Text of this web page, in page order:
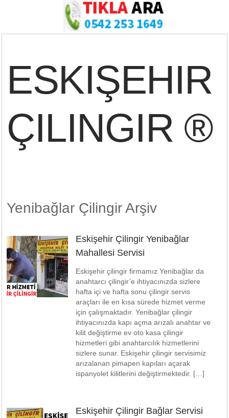
ESKIŞEHIR
ÇILINGIR ®
Yenibağlar Çilingir Arşiv
Eskişehir Çilingir Yenibağlar
Mahallesi Servisi
Eskişehir çilingir firmamız Yenibağlar da
anahtarcı çilingir’e ihtiyacınızda sizlere
hafta içi ve hafta sonu çilingir servis
araçları ile en kısa sürede hizmet verme
için çalışmaktadır. Yenibağlar çilingir
ihtiyacınızda kapı açma arızalı anahtar ve
kilit değiştirme ev oto kasa çilingir
hizmetleri gibi anahtarcılık hizmetlerini
sizlere sunar. Eskişehir çilingir servisimiz
arızalanan pimapen kapıları açarak
ispanyolet kilitlerini değiştirmektedir. […]
Eskişehir Çilingir Bağlar Servisi